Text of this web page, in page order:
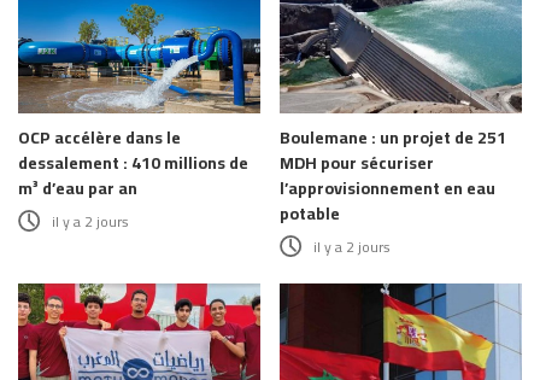
OCP accélère dans le
dessalement : 410 millions de
m³ d’eau par an
il y a 2 jours
Boulemane : un projet de 251
MDH pour sécuriser
l’approvisionnement en eau
potable
il y a 2 jours